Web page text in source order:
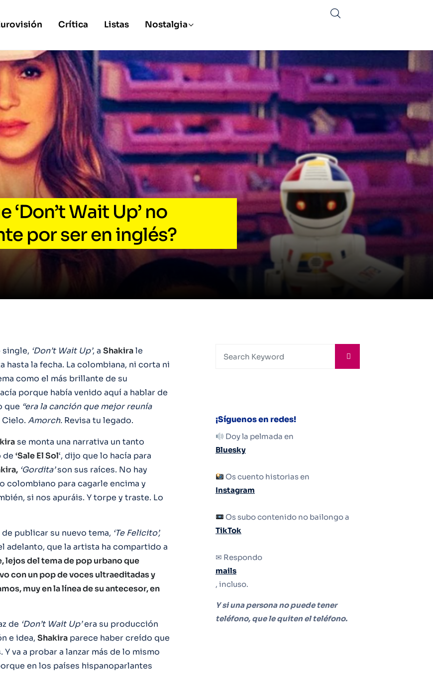
Crítica Listas Nostalgia
‘Don’t Wait Up’ no
por ser en inglés?
single, ‘Don’t Wait Up’, a Shakirale
la fecha. La colombiana, ni corta ni
como el más brillante de su
porque había venido aquí a hablar de
que “era la canción que mejor reunía
Cielo. Amorch. Revisa tu legado.
se monta una narrativa un tanto
de ‘Sale El Sol‘, dijo que lo hacía para
‘Gordita’son sus raíces. No hay
para cagarle encima y
si nos apuráis. Y torpe y traste. Lo
publicar su nuevo tema, ‘Te Felicito’,
adelanto, que la artista ha compartido a
lejos del tema de pop urbano que
con un pop de voces ultraeditadas y
muy en la línea de su antecesor, en
de ‘Don’t Wait Up’era su producción
e idea, Shakira parece haber creído que
va a probar a lanzar más de lo mismo
en los países hispanoparlantes
¡Síguenos en redes!
Doy la pelmada en
Bluesky
Os cuento historias en
Instagram
Os subo contenido no bailongo a
TikTok
✉ Respondo
mails
, incluso.
Y si una persona no puede tener
teléfono, que le quiten el teléfono.